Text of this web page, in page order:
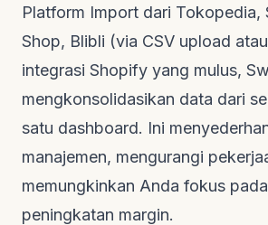
Platform Import dari Tokopedia,
Shop, Blibli (via CSV upload
integrasi Shopify yang mulus,
mengkonsolidasikan data dari
satu dashboard. Ini
manajemen, mengurangi
memungkinkan Anda fokus
peningkatan margin.